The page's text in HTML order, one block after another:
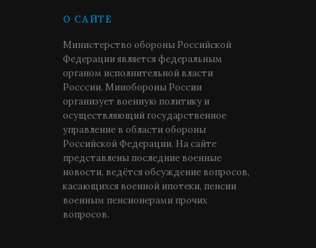
О САЙТЕ
Министерство обороны Российской
Федерации является федеральным
органом исполнительной власти
Росссии. Минобороны России
организует военную политику и
осуществляющий государственное
управление в области обороны
Российской Федерации. На сайте
представлены последние военные
новости, ведётся обсуждение вопросов,
касающихся военной ипотеки, пенсии
военным пенсионерами прочих
вопросов.